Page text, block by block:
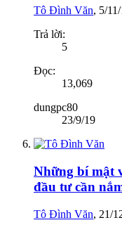
Tô Đình Văn, 5/
Trả lời:
5
Đọc:
13,069
dungpc80
23/9/19
Những bí mật
đầu tư cần
Tô Đình Văn, 21/